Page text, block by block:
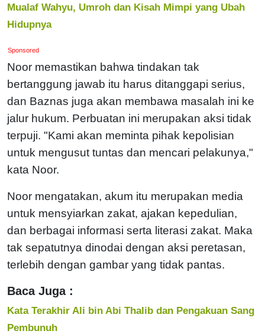
Mualaf Wahyu, Umroh dan Kisah Mimpi yang Ubah
Hidupnya
Sponsored
Noor memastikan bahwa tindakan tak
bertanggung jawab itu harus ditanggapi serius,
dan Baznas juga akan membawa masalah ini ke
jalur hukum. Perbuatan ini merupakan aksi tidak
terpuji. "Kami akan meminta pihak kepolisian
untuk mengusut tuntas dan mencari pelakunya,"
kata Noor.
Noor mengatakan, akum itu merupakan media
untuk mensyiarkan zakat, ajakan kepedulian,
dan berbagai informasi serta literasi zakat. Maka
tak sepatutnya dinodai dengan aksi peretasan,
terlebih dengan gambar yang tidak pantas.
Baca Juga :
Kata Terakhir Ali bin Abi Thalib dan Pengakuan Sang
Pembunuh